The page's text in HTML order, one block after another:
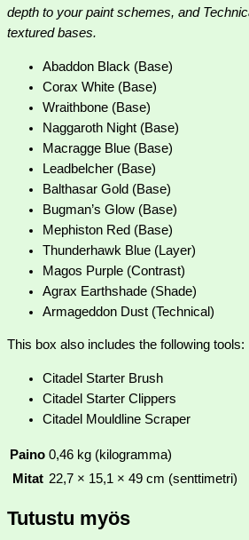
depth to your paint schemes, and
textured bases.
Abaddon Black (Base)
Corax White (Base)
Wraithbone (Base)
Naggaroth Night (Base)
Macragge Blue (Base)
Leadbelcher (Base)
Balthasar Gold (Base)
Bugman’s Glow (Base)
Mephiston Red (Base)
Thunderhawk Blue (Layer)
Magos Purple (Contrast)
Agrax Earthshade (Shade)
Armageddon Dust (Technical)
This box also includes the following tools:
Citadel Starter Brush
Citadel Starter Clippers
Citadel Mouldline Scraper
Paino 0,46 kg (kilogramma)
Mitat 22,7 × 15,1 × 49 cm (senttimetri)
Tutustu myös